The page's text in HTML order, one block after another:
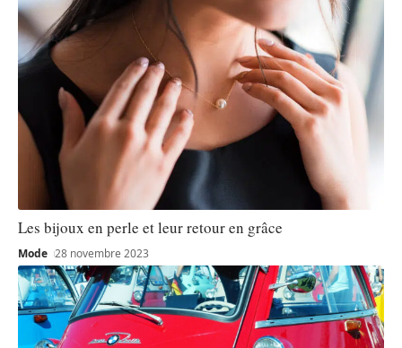
Les bijoux en perle et leur retour en grâce
Mode 28 novembre 2023